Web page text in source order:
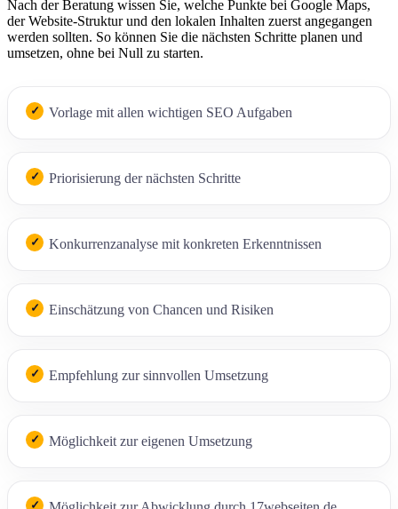
Nach der Beratung wissen Sie, welche Punkte bei Google Maps,
der Website-Struktur und den lokalen Inhalten zuerst angegangen
werden sollten. So können Sie die nächsten Schritte planen und
umsetzen, ohne bei Null zu starten.
Vorlage mit allen wichtigen SEO Aufgaben
Priorisierung der nächsten Schritte
Konkurrenzanalyse mit konkreten Erkenntnissen
Einschätzung von Chancen und Risiken
Empfehlung zur sinnvollen Umsetzung
Möglichkeit zur eigenen Umsetzung